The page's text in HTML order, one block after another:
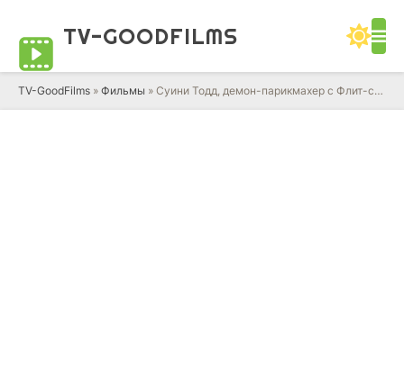
TV-GOODFILMS
TV-GoodFilms » Фильмы » Суини Тодд, демон-парикмахер с Флит-стрит